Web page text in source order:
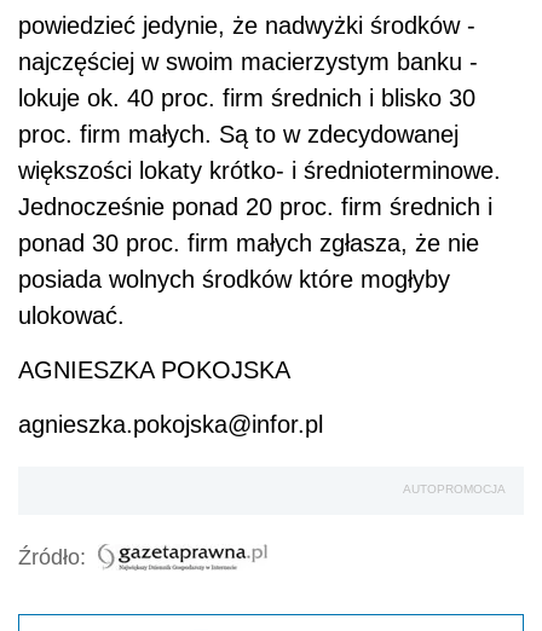
powiedzieć jedynie, że nadwyżki środków -
najczęściej w swoim macierzystym banku -
lokuje ok. 40 proc. firm średnich i blisko 30
proc. firm małych. Są to w zdecydowanej
większości lokaty krótko- i średnioterminowe.
Jednocześnie ponad 20 proc. firm średnich i
ponad 30 proc. firm małych zgłasza, że nie
posiada wolnych środków które mogłyby
ulokować.
AGNIESZKA POKOJSKA
agnieszka.pokojska@infor.pl
AUTOPROMOCJA
Źródło: